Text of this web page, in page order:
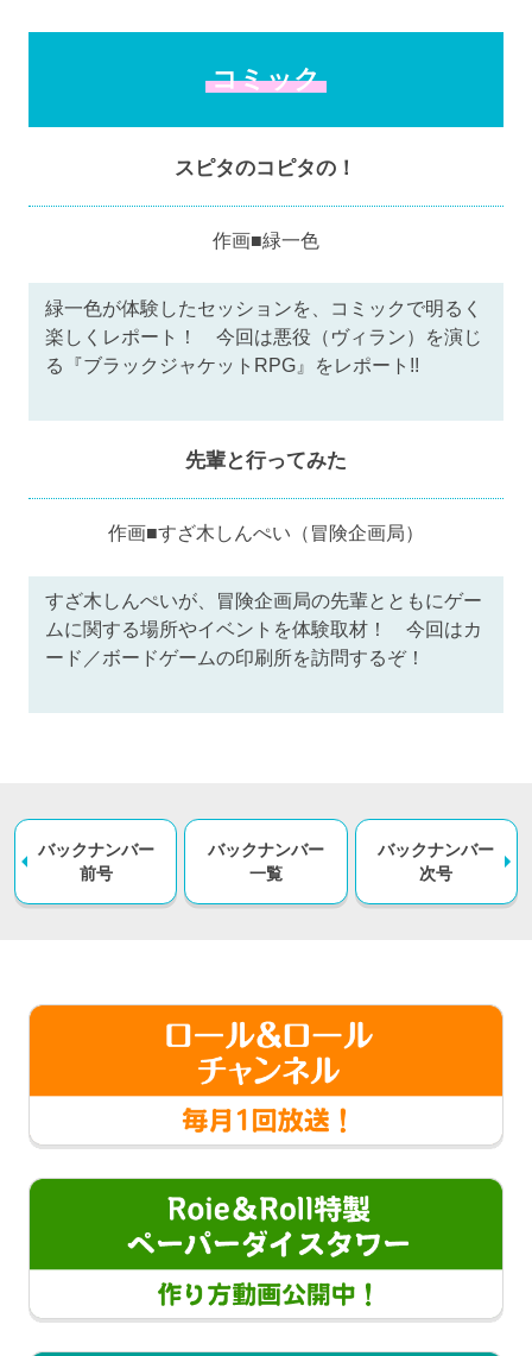
コミック
スピタのコピタの！
作画■緑一色
緑一色が体験したセッションを、コミックで明るく
楽しくレポート！ 今回は悪役（ヴィラン）を演じ
る『ブラックジャケットRPG』をレポート!!
先輩と行ってみた
作画■すざ木しんぺい（冒険企画局）
すざ木しんぺいが、冒険企画局の先輩とともにゲー
ムに関する場所やイベントを体験取材！ 今回はカ
ード／ボードゲームの印刷所を訪問するぞ！
バックナンバー
前号
バックナンバー
一覧
バックナンバー
次号